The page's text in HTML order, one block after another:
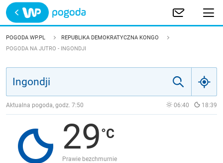
Trwa ładowanie
POLSKA
ŚWIAT
JAKOŚĆ POWIETRZA
POGODA WP.PL
REPUBLIKA DEMOKRATYCZNA KONGO
POGODA NA JUTRO - INGONDJI
Aktualna pogoda, godz. 7:50 06:40 18:39
29
Prawie bezchmurnie